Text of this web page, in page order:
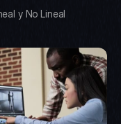
y No Lineal